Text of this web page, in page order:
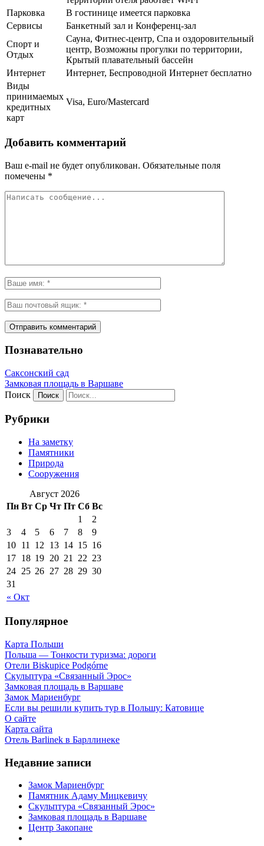
Парковка
В гостинице имеется парковка
Сервисы
Банкетный зал и Конференц-зал
Спорт и
Отдых
Сауна, Фитнес-центр, Спа и оздоровительный
центр, Возможны прогулки по территории,
Крытый плавательный бассейн
Интернет
Интернет, Беспроводной Интернет бесплатно
Виды
принимаемых
кредитных
карт
Visa, Euro/Mastercard
Добавить комментарий
Ваш e-mail не будет опубликован. Обязательные поля
помечены *
Познавательно
Саксонский сад
Замковая площадь в Варшаве
Поиск
Рубрики
На заметку
Памятники
Природа
Сооружения
Август 2026
Пн Вт Ср Чт Пт Сб Вс
« Окт
1
2
3
4 5 6 7 8
9
10 11 12 13 14 15 16
17 18 19 20 21 22 23
24 25 26 27 28 29 30
31
Популярное
Карта Польши
Польша — Тонкости туризма: дороги
Отели Biskupice Podgórne
Скульптура «Связанный Эрос»
Замковая площадь в Варшаве
Замок Мариенбург
Если вы решили купить тур в Польшу: Катовице
О сайте
Карта сайта
Отель Barlinek в Барллинеке
Недавние записи
Замок Мариенбург
Памятник Адаму Мицкевичу
Скульптура «Связанный Эрос»
Замковая площадь в Варшаве
Центр Закопане